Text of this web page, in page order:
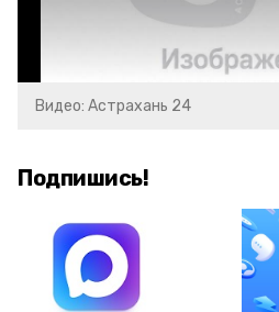
Видео: Астрахань 24
Подпишись!